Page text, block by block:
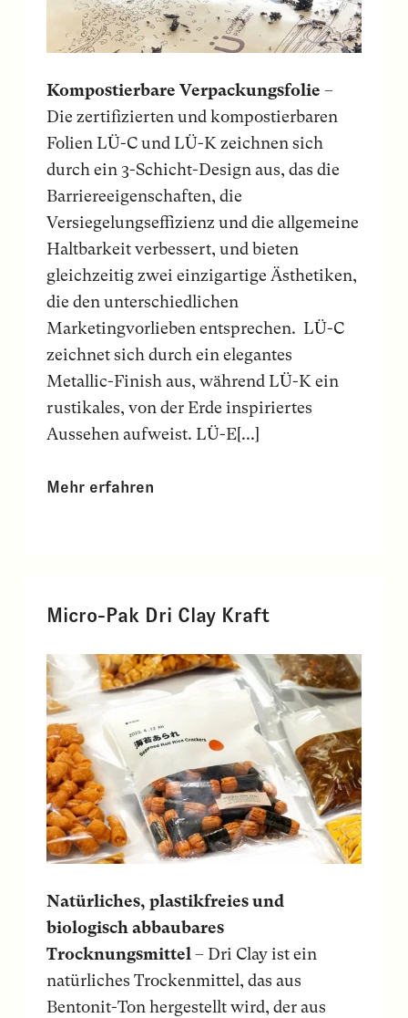
Kompostierbare Verpackungsfolie –
Die zertifizierten und kompostierbaren
Folien LÜ-C und LÜ-K zeichnen sich
durch ein 3-Schicht-Design aus, das die
Barriereeigenschaften, die
Versiegelungseffizienz und die allgemeine
Haltbarkeit verbessert, und bieten
gleichzeitig zwei einzigartige Ästhetiken,
die den unterschiedlichen
Marketingvorlieben entsprechen. LÜ-C
zeichnet sich durch ein elegantes
Metallic-Finish aus, während LÜ-K ein
rustikales, von der Erde inspiriertes
Aussehen aufweist. LÜ-E[...]
Mehr erfahren
Micro-Pak Dri Clay Kraft
Natürliches, plastikfreies und
biologisch abbaubares
Trocknungsmittel – Dri Clay ist ein
natürliches Trockenmittel, das aus
Bentonit-Ton hergestellt wird, der aus